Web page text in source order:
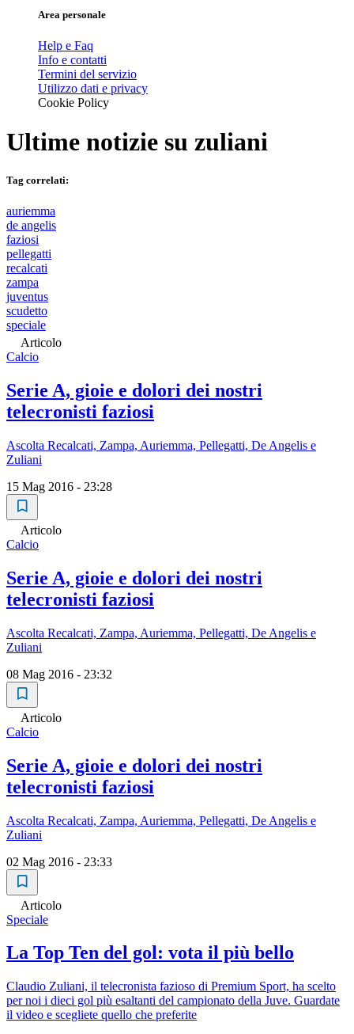
Area personale
Help e Faq
Info e contatti
Termini del servizio
Utilizzo dati e privacy
Cookie Policy
Ultime notizie su zuliani
Tag correlati:
auriemma
de angelis
faziosi
pellegatti
recalcati
zampa
juventus
scudetto
speciale
Articolo
Calcio
Serie A, gioie e dolori dei nostri
telecronisti faziosi
Ascolta Recalcati, Zampa, Auriemma, Pellegatti, De Angelis e
Zuliani
15 Mag 2016 - 23:28
Articolo
Calcio
Serie A, gioie e dolori dei nostri
telecronisti faziosi
Ascolta Recalcati, Zampa, Auriemma, Pellegatti, De Angelis e
Zuliani
08 Mag 2016 - 23:32
Articolo
Calcio
Serie A, gioie e dolori dei nostri
telecronisti faziosi
Ascolta Recalcati, Zampa, Auriemma, Pellegatti, De Angelis e
Zuliani
02 Mag 2016 - 23:33
Articolo
Speciale
La Top Ten del gol: vota il più bello
Claudio Zuliani, il telecronista fazioso di Premium Sport, ha scelto
per noi i dieci gol più esaltanti del campionato della Juve. Guardate
il video e scegliete quello che preferite